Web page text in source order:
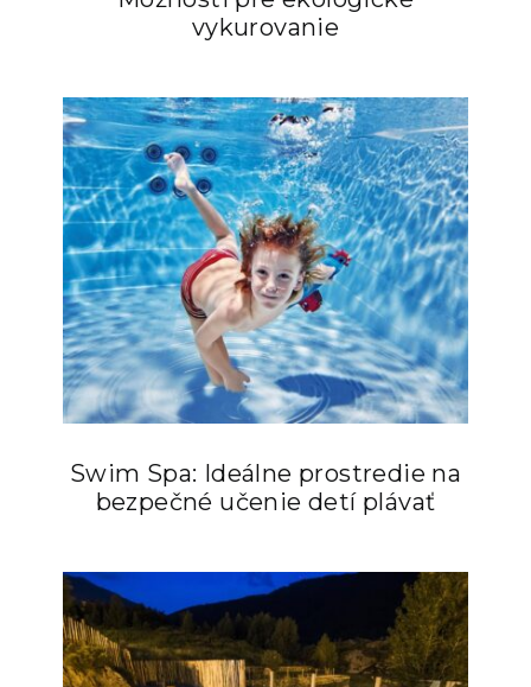
vykurovanie
Swim Spa: Ideálne prostredie na
bezpečné učenie detí plávať